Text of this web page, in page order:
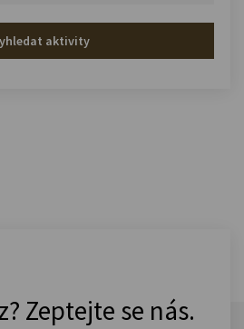
aktivity
Zeptejte se nás.